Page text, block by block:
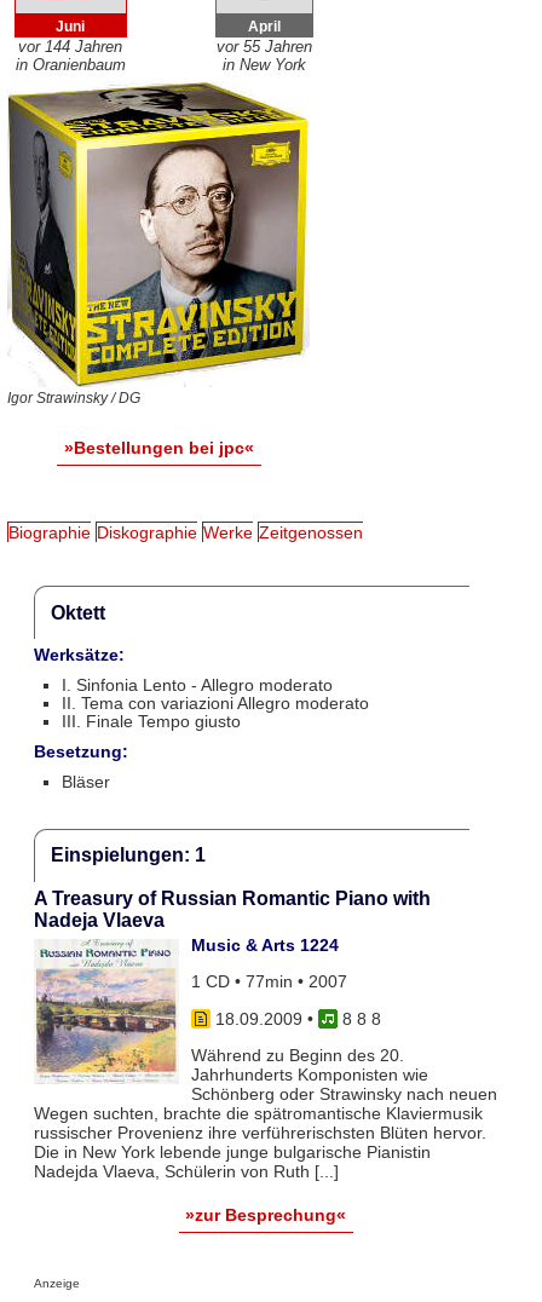
Juni
vor 144 Jahren
in Oranienbaum
April
vor 55 Jahren
in New York
Igor Strawinsky / DG
»Bestellungen bei jpc«
Biographie Diskographie Werke Zeitgenossen
Oktett
Werksätze:
I. Sinfonia Lento - Allegro moderato
II. Tema con variazioni Allegro moderato
III. Finale Tempo giusto
Besetzung:
Bläser
Einspielungen: 1
A Treasury of Russian Romantic Piano with
Nadeja Vlaeva
Music & Arts 1224
1 CD • 77min • 2007
18.09.2009 •
8 8 8
Während zu Beginn des 20.
Jahrhunderts Komponisten wie
Schönberg oder Strawinsky nach neuen
Wegen suchten, brachte die spätromantische Klaviermusik
russischer Provenienz ihre verführerischsten Blüten hervor.
Die in New York lebende junge bulgarische Pianistin
Nadejda Vlaeva, Schülerin von Ruth [...]
»zur Besprechung«
Anzeige